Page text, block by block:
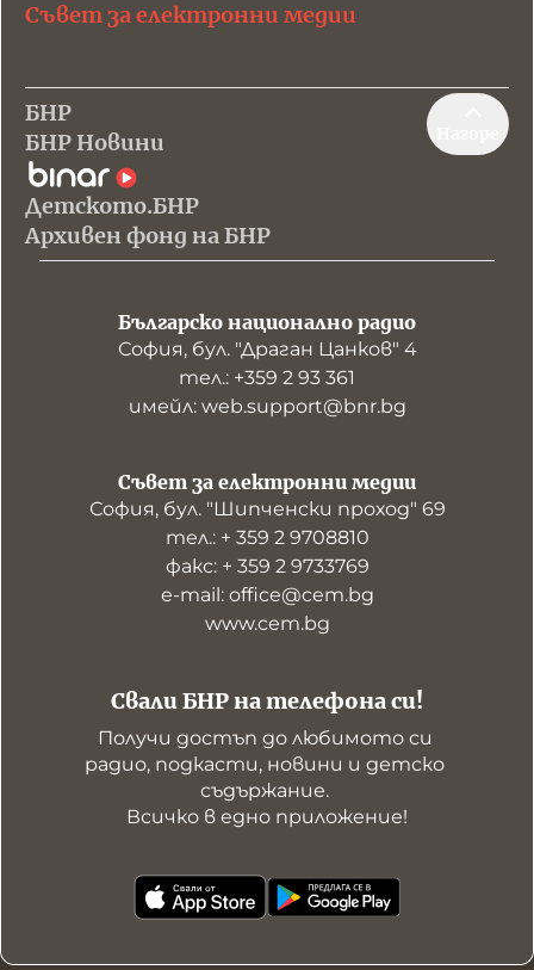
Съвет за електронни медии
БНР
БНР Новини
Детското.БНР
Архивен фонд на БНР
Българско национално радио
София, бул. "Драган Цанков" 4
тел.: +359 2 93 361
имейл: web.support@bnr.bg
Свали БНР на телефона си!
Получи достъп до любимото си
радио, подкасти, новини и детско
съдържание.
Всичко в едно приложение!
Съвет за електронни медии
София, бул. "Шипченски проход" 69
тел.: + 359 2 9708810
факс: + 359 2 9733769
е-mail: office@cem.bg
www.cem.bg